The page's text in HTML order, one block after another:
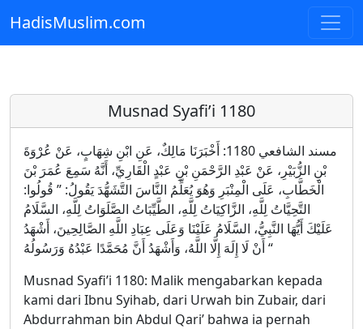
Skip to main content
HadisMuslim.com
Musnad Syafi’i 1180
مسند الشافعي 1180: أَخْبَرَنَا مَالِكٌ، عَنِ ابْنِ شِهَابٍ، عَنْ عُرْوَةَ
بْنِ الزُّبَيْرِ، عَنْ عَبْدِ الرَّحْمَنِ بْنِ عَبْدٍ الْقَارِيِّ، أَنَّهُ سَمِعَ عُمَرَ بْنَ
الْخَطَّابِ، عَلَى الْمِنْبَرِ وَهُوَ يُعَلِّمُ النَّاسَ التَّشَهُّدَ يَقُولُ: ” قُولُوا:
التَّحِيَّاتُ لِلَّهِ، الزَّاكِيَاتُ لِلَّهِ، الطَّيِّبَاتُ الصَّلَوَاتُ لِلَّهِ، السَّلَامُ
عَلَيْكَ أَيُّهَا النَّبِيُّ، السَّلَامُ عَلَيْنَا وَعَلَى عِبَادِ اللَّهِ الصَّالِحِينَ، أَشْهَدُ
أَنْ لَا إِلَهَ إِلَّا اللَّهُ، وَأَشْهَدُ أَنَّ مُحَمَّدًا عَبْدُهُ وَرَسُولُهُ “
Musnad Syafi’i 1180: Malik mengabarkan kepada
kami dari Ibnu Syihab, dari Urwah bin Zubair, dari
Abdurrahman bin Abdul Qari’ bahwa ia pernah